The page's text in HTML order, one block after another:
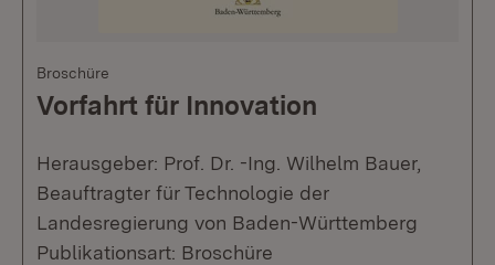
Broschüre
Vorfahrt für Innovation
Herausgeber: Prof. Dr. -Ing. Wilhelm Bauer,
Beauftragter für Technologie der
Landesregierung von Baden-Württemberg
Publikationsart: Broschüre